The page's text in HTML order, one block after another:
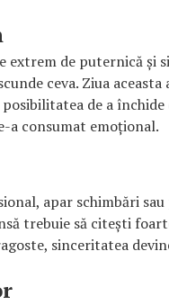
extrem de puternică și
ceva. Ziua
de a
a consumat emoțional.
apar schimbări
trebuie să citești
sinceritatea